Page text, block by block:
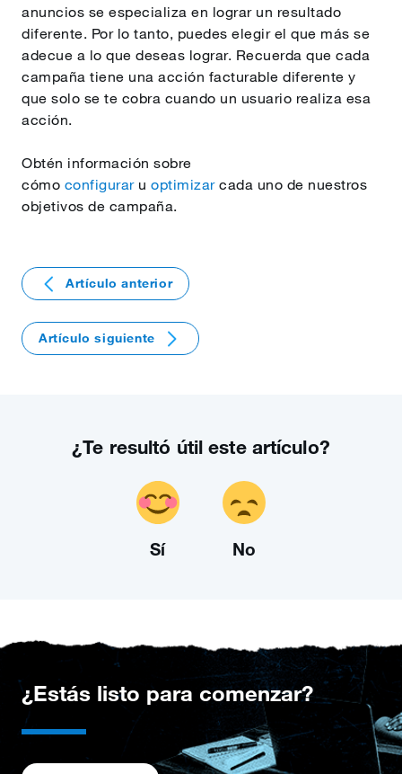
anuncios se especializa en lograr un resultado
diferente. Por lo tanto, puedes elegir el que más se
adecue a lo que deseas lograr. Recuerda que cada
campaña tiene una acción facturable diferente y
que solo se te cobra cuando un usuario realiza esa
acción.
Obtén información sobre
cómo configuraru optimizarcada uno de nuestros
objetivos de campaña.
Artículo anterior
Artículo siguiente
¿Te resultó útil este artículo?
Sí No
¿Estás listo para comenzar?